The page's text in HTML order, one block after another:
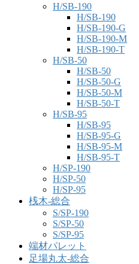
H/SB-190
H/SB-190
H/SB-190-G
H/SB-190-M
H/SB-190-T
H/SB-50
H/SB-50
H/SB-50-G
H/SB-50-M
H/SB-50-T
H/SB-95
H/SB-95
H/SB-95-G
H/SB-95-M
H/SB-95-T
H/SP-190
H/SP-50
H/SP-95
桟木-総合
S/SP-190
S/SP-50
S/SP-95
端材パレット
足場丸太-総合